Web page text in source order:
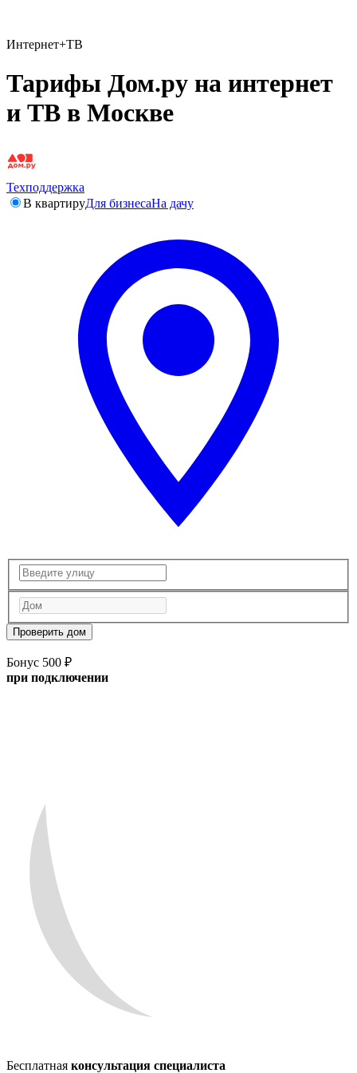
Интернет+ТВ
Тарифы Дом.ру на интернет
и ТВ в Москве
Техподдержка
В квартируДля бизнесаНа дачу
Проверить дом
Бонус 500 ₽
при подключении
Бесплатная консультация специалиста